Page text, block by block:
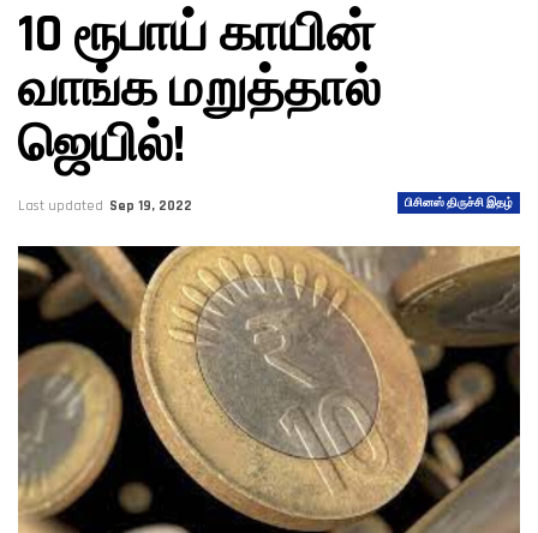
10 ரூபாய் காயின்
வாங்க மறுத்தால்
ஜெயில்!
பிசினஸ் திருச்சி இதழ்
Last updated Sep 19, 2022